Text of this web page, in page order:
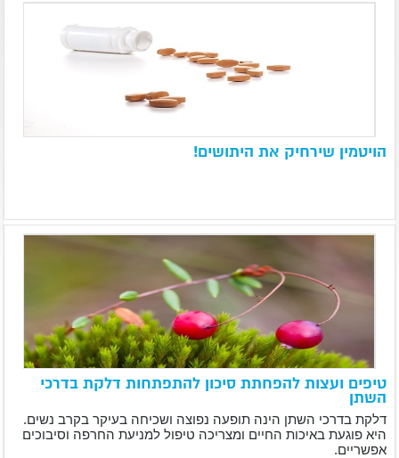
הויטמין שירחיק את היתושים!
טיפים ועצות להפחתת סיכון להתפתחות דלקת בדרכי
השתן
דלקת בדרכי השתן הינה תופעה נפוצה ושכיחה בעיקר בקרב נשים.
היא פוגעת באיכות החיים ומצריכה טיפול למניעת החרפה וסיבוכים
אפשריים.